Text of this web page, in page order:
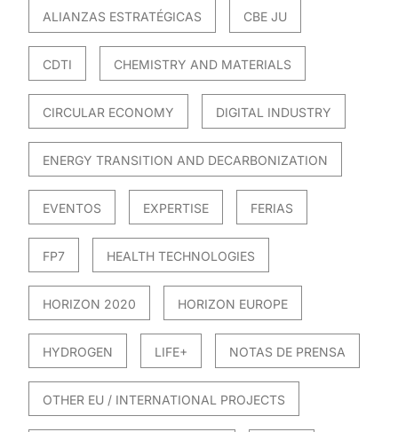
ALIANZAS ESTRATÉGICAS CBE JU
CDTI CHEMISTRY AND MATERIALS
CIRCULAR ECONOMY DIGITAL INDUSTRY
ENERGY TRANSITION AND DECARBONIZATION
EVENTOS EXPERTISE FERIAS
FP7 HEALTH TECHNOLOGIES
HORIZON 2020 HORIZON EUROPE
HYDROGEN LIFE+ NOTAS DE PRENSA
OTHER EU / INTERNATIONAL PROJECTS